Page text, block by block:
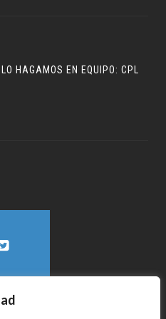
HAGAMOS EN EQUIPO: CPL